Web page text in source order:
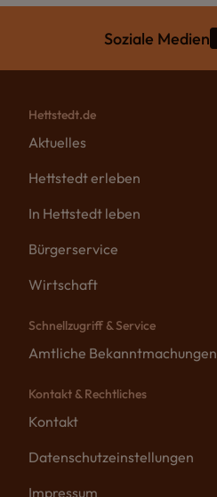
Soziale Medien
Hettstedt.de
Aktuelles
Hettstedt erleben
In Hettstedt leben
Bürgerservice
Wirtschaft
Schnellzugriff & Service
Amtliche Bekanntmachungen
Kontakt & Rechtliches
Kontakt
Datenschutzeinstellungen
Impressum